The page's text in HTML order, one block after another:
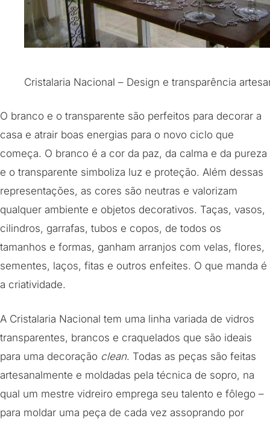
Cristalaria Nacional – Design e transparência
O branco e o transparente são perfeitos para decorar a
casa e atrair boas energias para o novo ciclo que
começa. O branco é a cor da paz, da calma e da pureza
e o transparente simboliza luz e proteção. Além dessas
representações, as cores são neutras e valorizam
qualquer ambiente e objetos decorativos. Taças, vasos,
cilindros, garrafas, tubos e copos, de todos os
tamanhos e formas, ganham arranjos com velas, flores,
sementes, laços, fitas e outros enfeites. O que manda é
a criatividade.
A Cristalaria Nacional tem uma linha variada de vidros
transparentes, brancos e craquelados que são ideais
para uma decoração clean. Todas as peças são feitas
artesanalmente e moldadas pela técnica de sopro, na
qual um mestre vidreiro emprega seu talento e fôlego –
para moldar uma peça de cada vez assoprando por